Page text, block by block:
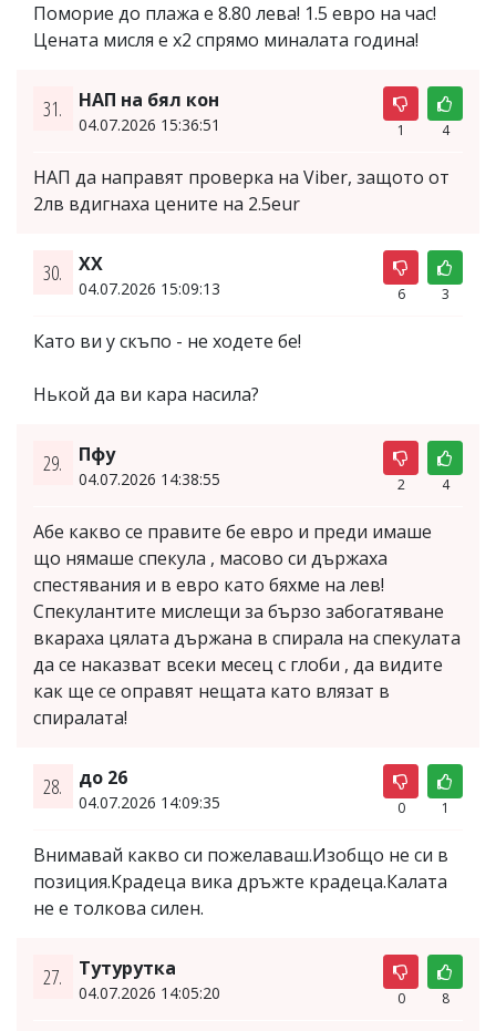
Поморие до плажа е 8.80 лева! 1.5 евро на час!
Цената мисля е х2 спрямо миналата година!
31. НАП на бял кон
04.07.2026 15:36:51 1 4
НАП да направят проверка на Viber, защото от
2лв вдигнаха цените на 2.5eur
30. ХХ
04.07.2026 15:09:13 6 3
Като ви у скъпо - не ходете бе!
Нькой да ви кара насила?
29. Пфу
04.07.2026 14:38:55 2 4
Абе какво се правите бе евро и преди имаше
що нямаше спекула , масово си държаха
спестявания и в евро като бяхме на лев!
Спекулантите мислещи за бързо забогатяване
вкараха цялата държана в спирала на спекулата
да се наказват всеки месец с глоби , да видите
как ще се оправят нещата като влязат в
спиралата!
28. до 26
04.07.2026 14:09:35 0 1
Внимавай какво си пожелаваш.Изобщо не си в
позиция.Крадеца вика дръжте крадеца.Калата
не е толкова силен.
27. Тутурутка
04.07.2026 14:05:20 0 8